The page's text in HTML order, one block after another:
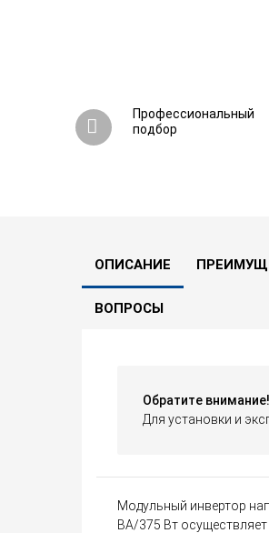
Профессиональный
подбор
ОПИСАНИЕ
ВОПРОСЫ
Обратите внимание!
Для установки и
Модульный инвертор
ВА/375 Вт